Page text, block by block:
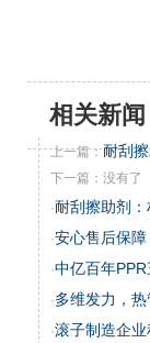
相关新闻
上一篇：耐刮
下一篇：没有了
·耐刮擦助剂
·安心售后保
·中亿百年
·多维发力，
·滚子制造企